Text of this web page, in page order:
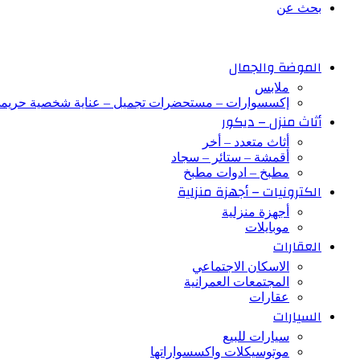
بحث عن
الموضة والجمال
ملابس
إكسسوارات – مستحضرات تجميل – عناية شخصية
أثاث منزل – ديكور
أثاث متعدد – أخر
أقمشة – ستائر – سجاد
مطبخ – ادوات مطبخ
الكترونيات – أجهزة منزلية
أجهزة منزلية
موبايلات
العقارات
الاسكان الاجتماعي
المجتمعات العمرانية
عقارات
السيارات
سيارات للبيع
موتوسيكلات واكسسواراتها